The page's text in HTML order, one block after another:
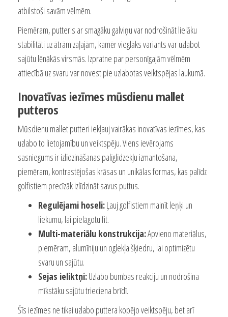
atbilstoši savām vēlmēm.
Piemēram, putteris ar smagāku galviņu var nodrošināt lielāku
stabilitāti uz ātrām zaļajām, kamēr vieglāks variants var uzlabot
sajūtu lēnākās virsmās. Izpratne par personīgajām vēlmēm
attiecībā uz svaru var novest pie uzlabotas veiktspējas laukumā.
Inovatīvas iezīmes mūsdienu mallet
putteros
Mūsdienu mallet putteri iekļauj vairākas inovatīvas iezīmes, kas
uzlabo to lietojamību un veiktspēju. Viens ievērojams
sasniegums ir izlīdzināšanas palīglīdzekļu izmantošana,
piemēram, kontrastējošas krāsas un unikālas formas, kas palīdz
golfistiem precīzāk izlīdzināt savus puttus.
Regulējami hoseli:Ļauj golfistiem mainīt leņķi un
liekumu, lai pielāgotu fit.
Multi-materiālu konstrukcija:Apvieno materiālus,
piemēram, alumīniju un oglekļa šķiedru, lai optimizētu
svaru un sajūtu.
Sejas ieliktņi:Uzlabo bumbas reakciju un nodrošina
mīkstāku sajūtu trieciena brīdī.
Šīs iezīmes ne tikai uzlabo puttera kopējo veiktspēju, bet arī